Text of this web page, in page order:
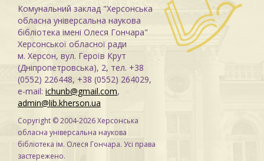
Комунальний заклад "Херсонська
обласна універсальна наукова
бібліотека імені Олеся Гончара"
Херсонської обласної ради
м. Херсон, вул. Героїв Крут
(Дніпропетровська), 2, тел. +38
(0552) 226448, +38 (0552) 264029,
e-mail: ichunb@gmail.com,
admin@lib.kherson.ua
Copyright © 2004-2026 Херсонська
обласна універсальна наукова
бібліотека ім. Олеся Гончара. Усі права
застережено.